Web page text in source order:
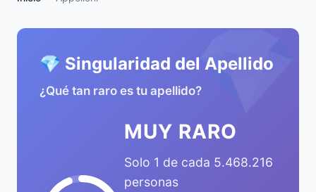
💎
💎 Singularidad del Apellido
¿Qué tan raro es tu apellido?
MUY RARO
Solo 1 de cada 5.468.216
personas